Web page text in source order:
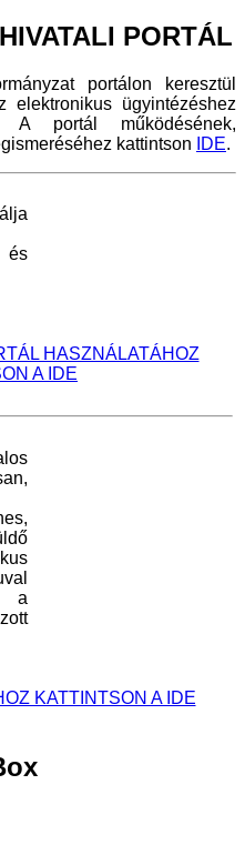
HIVATALI PORTÁL
portálon keresztül
elektronikus ügyintézéshez
A portál működésének,
kattintson
IDE.
és
HASZNÁLATÁHOZ
A IDE
a
KATTINTSON A IDE